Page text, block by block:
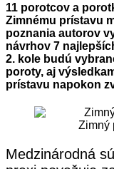
11 porotcov a
Zimnému prístavu
poznania autorov
návrhov 7
2. kole budú
poroty, aj
prístavu napokon
Zimný
Medzinárodná